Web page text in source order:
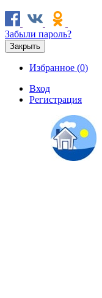
Забыли пароль?
Закрыть
Избранное (0)
Вход
Регистрация